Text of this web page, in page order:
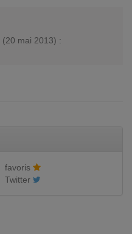
(20 mai 2013) :
favoris
Twitter